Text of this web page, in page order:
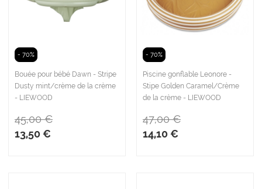
- 70%
Bouée pour bébé Dawn - Stripe
Dusty mint/crème de la crème
- LIEWOOD
13,50 €
45,00 €
- 70%
Piscine gonflable Leonore -
Stipe Golden Caramel/Crème
de la crème - LIEWOOD
14,10 €
47,00 €